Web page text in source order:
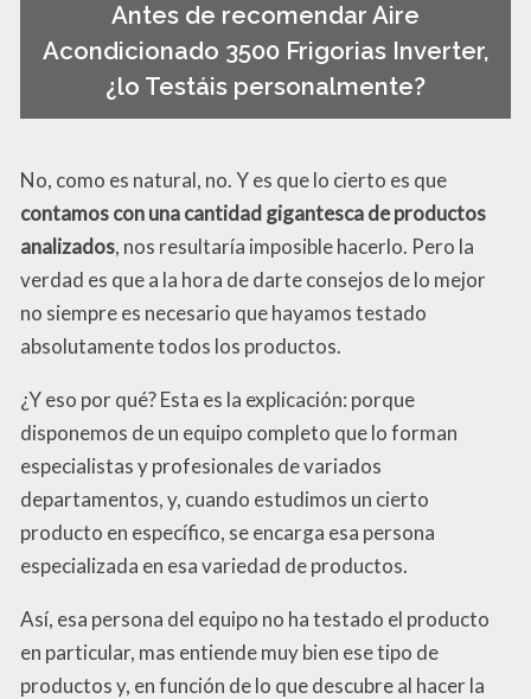
Antes de recomendar Aire
Acondicionado 3500 Frigorias Inverter,
¿lo Testáis personalmente?
No, como es natural, no. Y es que lo cierto es que
contamos con una cantidad gigantesca de productos
analizados, nos resultaría imposible hacerlo. Pero la
verdad es que a la hora de darte consejos de lo mejor
no siempre es necesario que hayamos testado
absolutamente todos los productos.
¿Y eso por qué? Esta es la explicación: porque
disponemos de un equipo completo que lo forman
especialistas y profesionales de variados
departamentos, y, cuando estudimos un cierto
producto en específico, se encarga esa persona
especializada en esa variedad de productos.
Así, esa persona del equipo no ha testado el producto
en particular, mas entiende muy bien ese tipo de
productos y, en función de lo que descubre al hacer la